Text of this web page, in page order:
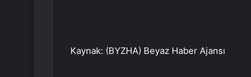
Kaynak: (BYZHA) Beyaz Haber Ajansı